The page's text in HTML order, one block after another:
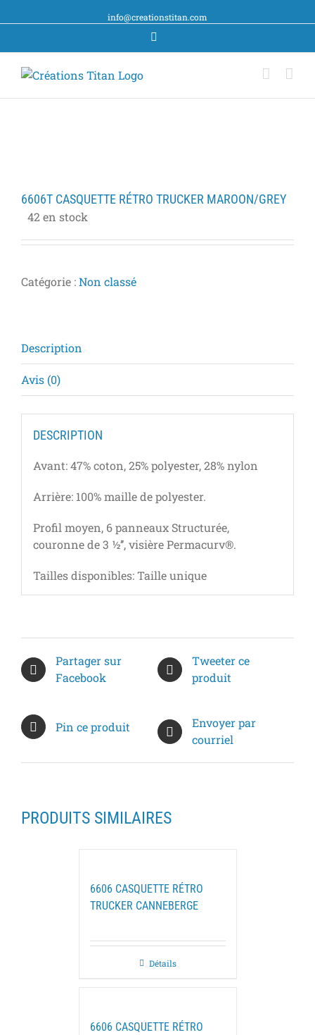
info@creationstitan.com
6606T CASQUETTE RÉTRO TRUCKER MAROON/GREY
42 en stock
Catégorie :Non classé
Description
Avis (0)
DESCRIPTION
Avant: 47% coton, 25% polyester, 28% nylon
Arrière: 100% maille de polyester.
Profil moyen, 6 panneaux Structurée,
couronne de 3 ½’’, visière Permacurv®.
Tailles disponibles:Taille unique
Partager sur
Facebook
Tweeter ce
produit
Pin ce produit
Envoyer par
courriel
PRODUITS SIMILAIRES
6606 CASQUETTE RÉTRO
TRUCKER CANNEBERGE
Détails
6606 CASQUETTE RÉTRO